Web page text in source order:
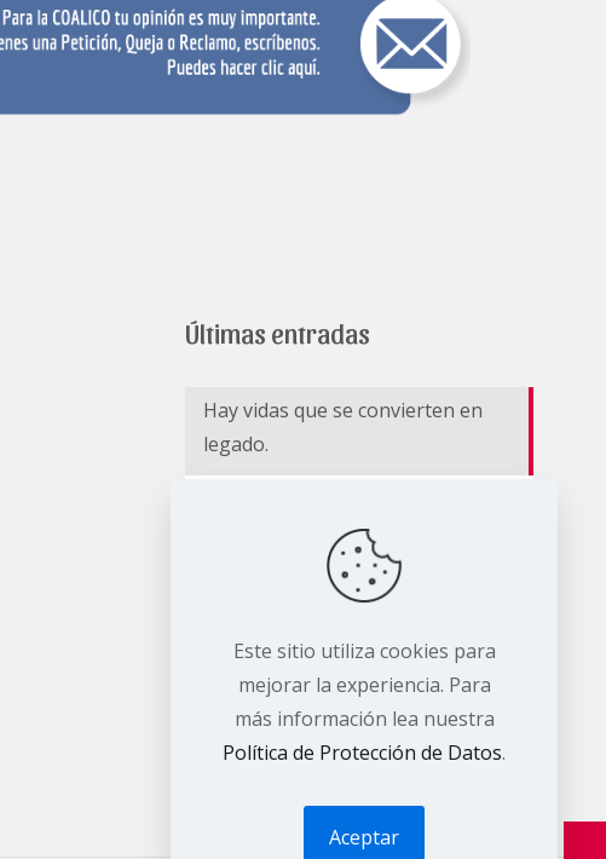
Últimas entradas
Hay vidas que se convierten en
legado.
BOLETÍN DE MONITOREO –
EDICIÓN ESPECIAL
Este sitio utiliza cookies para
mejorar la experiencia. Para
más información lea nuestra
Política de Protección de Datos.
Aceptar